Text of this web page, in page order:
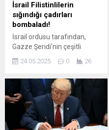
İsrail Filistinlilerin
sığındığı çadırları
bombaladı!
İsrail ordusu tarafından,
Gazze Şeridi’nin çeşitli
Saldırılarda 2’si çocuk 5
Görgü tanıkları ve yerel
kaynakların aktardığına
göre, İsrail, Gazze'nin çeşitli
bölgelerinde Filistinlilerin ...
24.05.2025 0 26